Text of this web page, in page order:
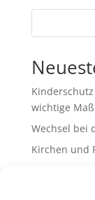
wichtige
Wechsel bei
Kirchen und
Schulen &